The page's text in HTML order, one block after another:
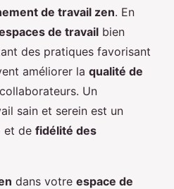
de travail zen. En
de travail bien
des pratiques favorisant
améliorer la qualité de
Un
sain et serein est un
et de fidélité des
dans votre espace de